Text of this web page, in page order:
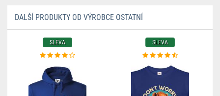
DALŠÍ PRODUKTY OD VÝROBCE OSTATNÍ
SLEVA SLEVA